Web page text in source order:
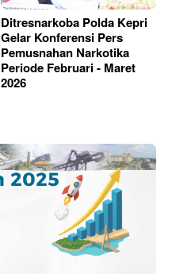
Ditresnarkoba Polda Kepri
Gelar Konferensi Pers
Pemusnahan Narkotika
Periode Februari - Maret
2026